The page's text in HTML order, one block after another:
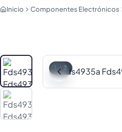
Inicio Componentes Electrónicos
1 / 2